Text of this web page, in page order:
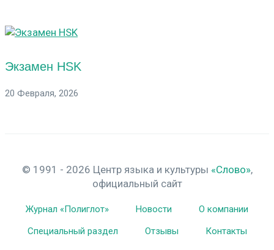
Экзамен HSK
20 Февраля, 2026
© 1991 - 2026 Центр языка и культуры «Слово»,
официальный сайт
Журнал «Полиглот» Новости
О компании
Специальный раздел
Отзывы Контакты